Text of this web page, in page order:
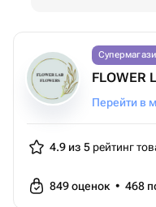
FLOWER
Перейти в
4.9 из 5 рейтинг
849оценок • 468